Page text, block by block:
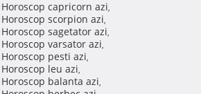
Horoscop capricorn azi,
Horoscop scorpion azi,
Horoscop sagetator azi,
Horoscop varsator azi,
Horoscop pesti azi,
Horoscop leu azi,
Horoscop balanta azi,